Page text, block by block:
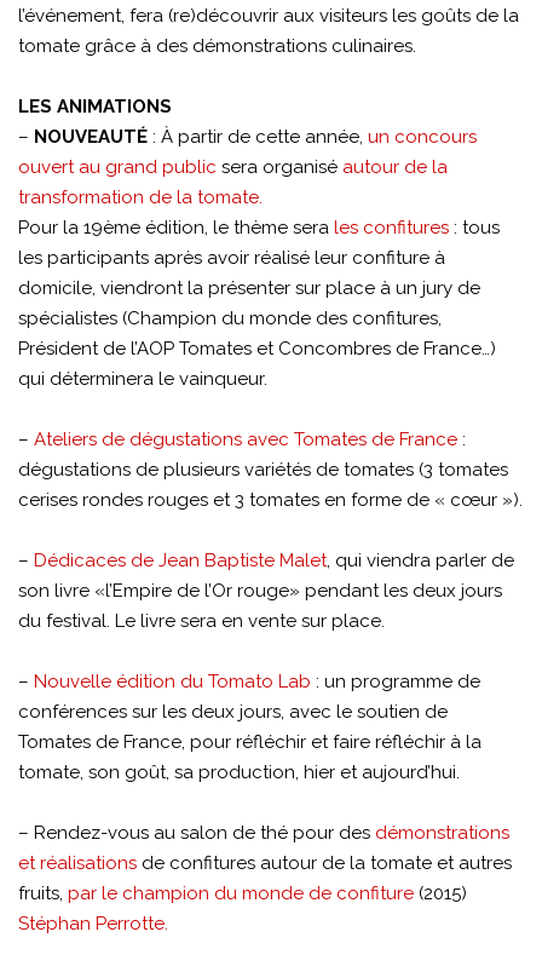
l’événement, fera (re)découvrir aux visiteurs les goûts de la
tomate grâce à des démonstrations culinaires.
LES ANIMATIONS
– NOUVEAUTÉ : À partir de cette année, un concours
ouvert au grand public sera organisé autour de la
transformation de la tomate.
Pour la 19ème édition, le thème sera les confitures : tous
les participants après avoir réalisé leur confiture à
domicile, viendront la présenter sur place à un jury de
spécialistes (Champion du monde des confitures,
Président de l’AOP Tomates et Concombres de France…)
qui déterminera le vainqueur.
– Ateliers de dégustations avec Tomates de France :
dégustations de plusieurs variétés de tomates (3 tomates
cerises rondes rouges et 3 tomates en forme de « cœur »).
– Dédicaces de Jean Baptiste Malet, qui viendra parler de
son livre «l’Empire de l’Or rouge» pendant les deux jours
du festival. Le livre sera en vente sur place.
– Nouvelle édition du Tomato Lab : un programme de
conférences sur les deux jours, avec le soutien de
Tomates de France, pour réfléchir et faire réfléchir à la
tomate, son goût, sa production, hier et aujourd’hui.
– Rendez-vous au salon de thé pour des démonstrations
et réalisations de confitures autour de la tomate et autres
fruits, par le champion du monde de confiture (2015)
Stéphan Perrotte.